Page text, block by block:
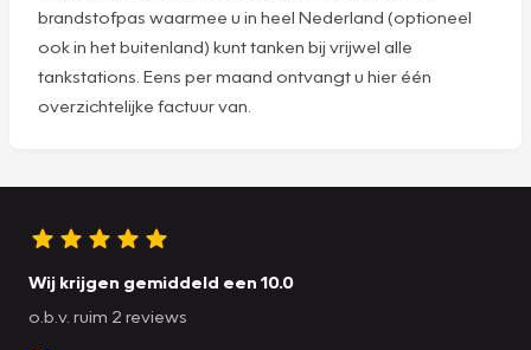
brandstofpas waarmee u in heel Nederland (optioneel
ook in het buitenland) kunt tanken bij vrijwel alle
tankstations. Eens per maand ontvangt u hier één
overzichtelijke factuur van.
Wij krijgen gemiddeld een 10.0
o.b.v. ruim 2 reviews